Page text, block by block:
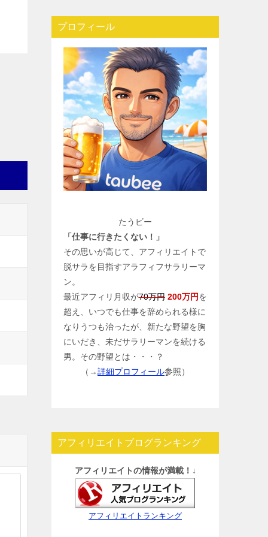
プロフィール
たうビー
「仕事に行きたくない！」
その思いが高じて、アフィリエイトで
脱サラを目指すアラフィフサラリーマ
ン。
最近アフィリ月収が70万円 200万円を
超え、いつでも仕事を辞められる様に
なりうつも治ったが、新たな野望を胸
にいだき、未だサラリーマンを続ける
男。その野望とは・・・？
（→詳細プロフィール参照）
アフィリエイトブログランキング
アフィリエイトの情報が満載！↓
アフィリエイトランキング